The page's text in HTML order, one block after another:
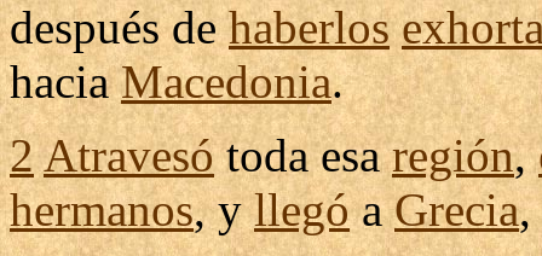
después dehaberlos
haciaMacedonia.
2 Atravesótoda esaregión,
hermanos, yllegóaGrecia,